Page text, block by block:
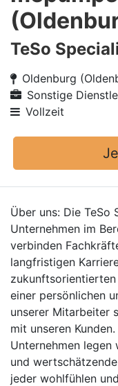
TeSo
Oldenburg
Sonstige
Vollzeit
Über uns: Die TeSo
Unternehmen im
verbinden
langfristigen
einer persönlichen
unserer Mitarbeiter
mit unseren
Unternehmen
und
jeder wohlfühlen